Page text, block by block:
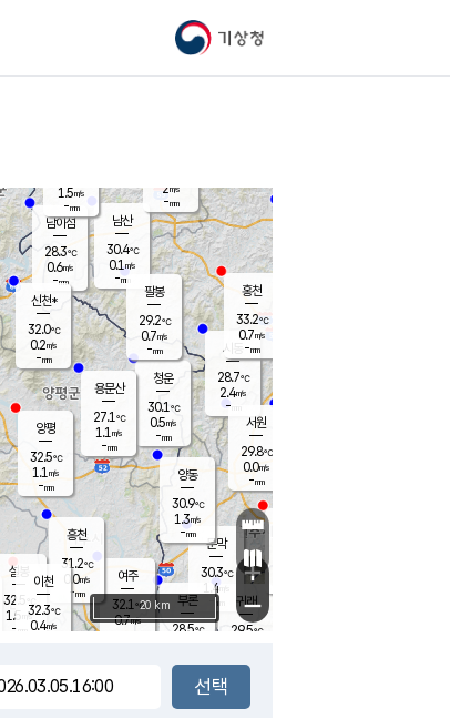
기상청
문막
30.3℃
1.4m/s
mm
남이섬
28.3℃
0.6m/s
-mm
부론
28.5℃
남산
30.4℃
0.1 m/s
-mm
청운
30.1℃
0.5m/s
-mm
팔봉
29.2℃
0.7m/s
-mm
여주
32.1℃
0.7m/s
양동
30.9℃
1.3m/s
-mm
장호원
1.5m/s
-mm
신천*
32.0℃
0.2m/s
-mm
흥천
31.2℃
0.0m/s
-mm
설봉
32.5
1.5 m/s
- mm
시동
28.7℃
2.4m/s
- mm
귀래
29.5℃
서원
29.8℃
0.0m/s
-mm
용문산
27.1℃
1.1 m/s
-mm
홍천
33.2℃
0.7m/s
-mm
이천
32.3℃
0.4m/s
양평
32.5℃
1.1 m/s
-mm
2m/s
-mm
+
−
20 km